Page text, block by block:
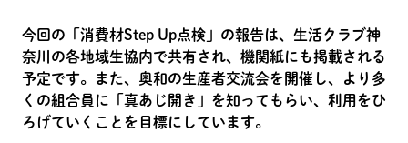
今回の「消費材Step Up点検」の報告は、生活クラブ神
奈川の各地域生協内で共有され、機関紙にも掲載される
予定です。また、奥和の生産者交流会を開催し、より多
くの組合員に「真あじ開き」を知ってもらい、利用をひ
ろげていくことを目標にしています。